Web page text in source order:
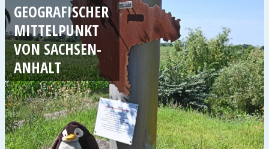
GEOGRAFISCHER
MITTELPUNKT
VON SACHSEN-
ANHALT